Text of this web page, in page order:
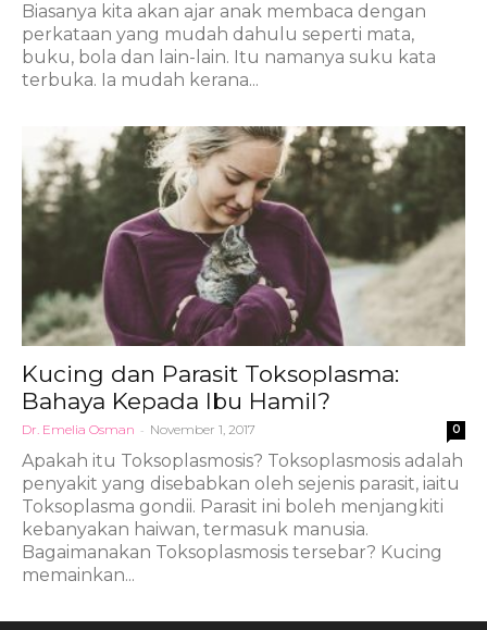
Biasanya kita akan ajar anak membaca dengan
perkataan yang mudah dahulu seperti mata,
buku, bola dan lain-lain. Itu namanya suku kata
terbuka. Ia mudah kerana...
Kucing dan Parasit Toksoplasma:
Bahaya Kepada Ibu Hamil?
Dr. Emelia Osman - November 1, 2017 0
Apakah itu Toksoplasmosis? Toksoplasmosis adalah
penyakit yang disebabkan oleh sejenis parasit, iaitu
Toksoplasma gondii. Parasit ini boleh menjangkiti
kebanyakan haiwan, termasuk manusia.
Bagaimanakan Toksoplasmosis tersebar? Kucing
memainkan...